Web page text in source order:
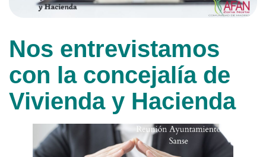
Nos entrevistamos
con la concejalía de
Vivienda y Hacienda